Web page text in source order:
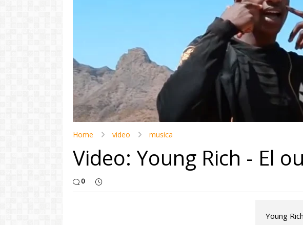
Home video musica
Video: Young Rich - El
0
Young
"Com 16 anos fui para cama
com o Presidente "
LER MAIS